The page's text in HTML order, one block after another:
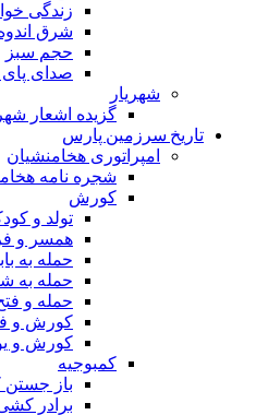
زندگی
شرق
حجم سبز
صدای
شهریار
گزیده اشعار
تاریخ سرزمین پارس
امپراتوری هخامنشیان
شجره نامه
کورش
تولد و
همسر و
حمله به
حمله به
حمله و
کورش و
کورش و
کمبوجیه
باز جستن
برادر